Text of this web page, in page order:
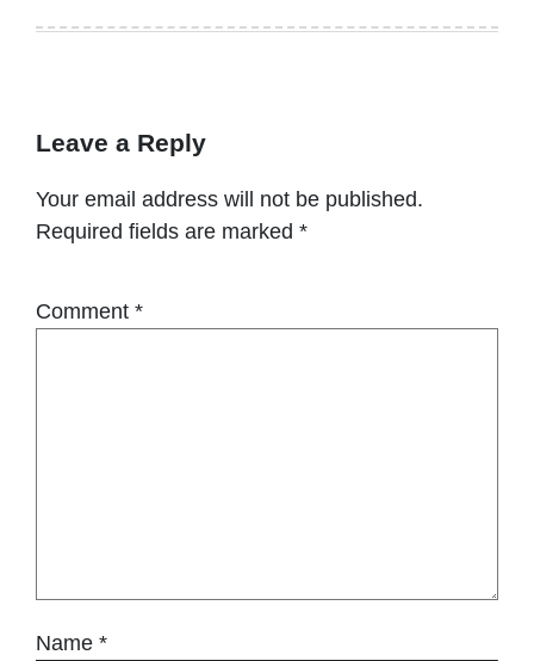
Leave a Reply
Your email address will not be published.
Required fields are marked *
Comment *
Name *